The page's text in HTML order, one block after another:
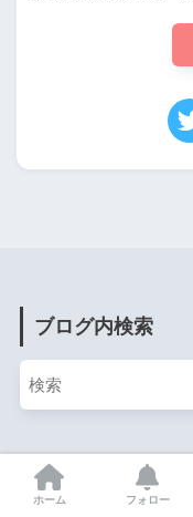
ブログ内検索
ホーム フォロー